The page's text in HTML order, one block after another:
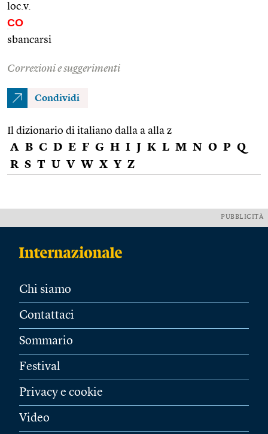
loc.v.
CO
sbancarsi
Correzioni e suggerimenti
Condividi
Il dizionario di italiano dalla a alla z
A B C D E F G H I J K L M N O P Q
R S T U V W X Y Z
PUBBLICITÀ
Chi siamo
Contattaci
Sommario
Festival
Privacy e cookie
Video